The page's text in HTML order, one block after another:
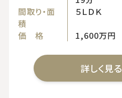
間取り・面
積
５ＬＤＫ
価 格
1,600万円
詳しく見る